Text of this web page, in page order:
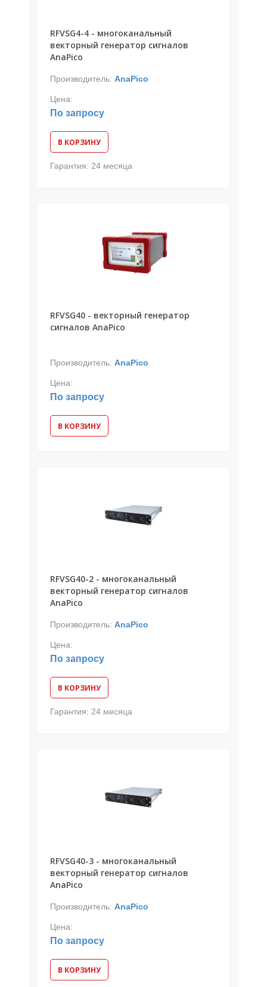
RFVSG4-4 - многоканальный
векторный генератор сигналов
AnaPico
Производитель: AnaPico
Цена:
По запросу
В КОРЗИНУ
Гарантия: 24 месяца
RFVSG40 - векторный генератор
сигналов AnaPico
Производитель: AnaPico
Цена:
По запросу
В КОРЗИНУ
RFVSG40-2 - многоканальный
векторный генератор сигналов
AnaPico
Производитель: AnaPico
Цена:
По запросу
В КОРЗИНУ
Гарантия: 24 месяца
RFVSG40-3 - многоканальный
векторный генератор сигналов
AnaPico
Производитель: AnaPico
Цена:
По запросу
В КОРЗИНУ